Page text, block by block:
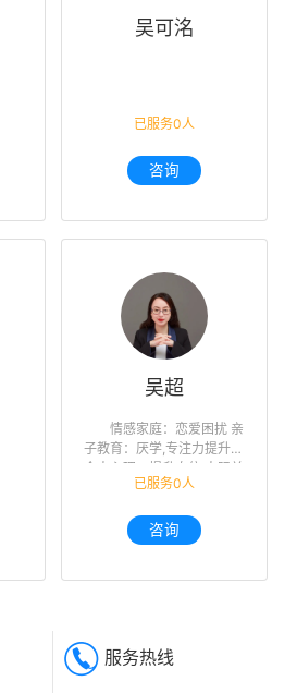
吴可洺
已服务0人
咨询
吴超
情感家庭：恋爱困扰 亲
子教育：厌学,专注力提升
个人心理：提升自信,人际关
系,未来迷茫,职业规划
已服务0人
咨询
服务热线